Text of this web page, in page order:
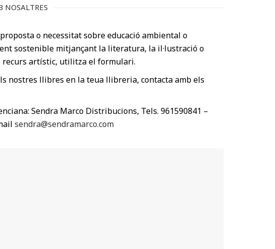
NOSALTRES
o necessitat sobre educació ambiental o
sostenible mitjançant la literatura, la il·lustració o
recurs artístic, utilitza el formulari.
nostres llibres en la teua llibreria, contacta amb els
Sendra Marco Distribucions, Tels. 961590841 –
sendra@sendramarco.com